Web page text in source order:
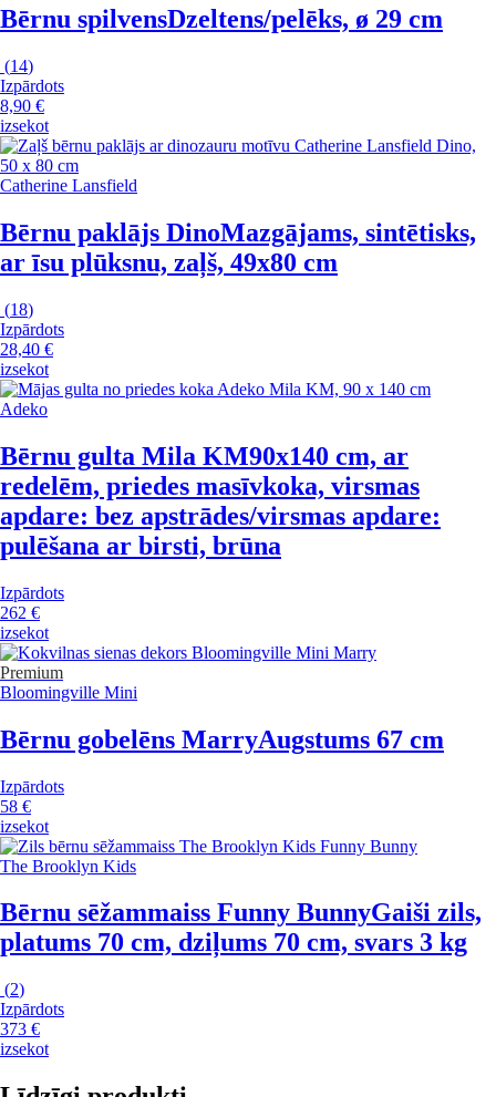
Bērnu spilvensDzeltens/pelēks, ø 29 cm
(14)
Izpārdots
8,90 €
izsekot
Catherine Lansfield
Bērnu paklājs DinoMazgājams, sintētisks,
ar īsu plūksnu, zaļš, 49x80 cm
(18)
Izpārdots
28,40 €
izsekot
Adeko
Bērnu gulta Mila KM90x140 cm, ar
redelēm, priedes masīvkoka, virsmas
apdare: bez apstrādes/virsmas apdare:
pulēšana ar birsti, brūna
Izpārdots
262 €
izsekot
Premium
Bloomingville Mini
Bērnu gobelēns MarryAugstums 67 cm
Izpārdots
58 €
izsekot
The Brooklyn Kids
Bērnu sēžammaiss Funny BunnyGaiši zils,
platums 70 cm, dziļums 70 cm, svars 3 kg
(2)
Izpārdots
373 €
izsekot